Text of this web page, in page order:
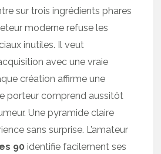
sur trois ingrédients phares
moderne refuse les
inutiles. Il veut
avec une vraie
création affirme une
porteur comprend aussitôt
Une pyramide claire
sans surprise. L’amateur
90 identifie facilement ses